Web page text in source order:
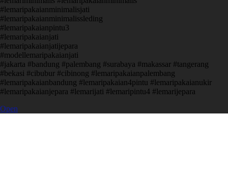
#lemaripakaianminimalisjati
#lemaripakaianminimalissleding
#lemaripakaianpintu3
#lemaripakaianjati
#lemaripakaianjatijepara
#modellemaripakaianjati
#jakarta #bandung #palembang #surabaya #makassar #tangerang
#bekasi #cibubur #cibinong #lemaripakaianpalembang
#lemaripakaianbandung #lemaripakaian4pintu #lemaripakaianukir
#lemaripakaianjepara #lemarijati #lemaripintu4 #lemarijepara
Open